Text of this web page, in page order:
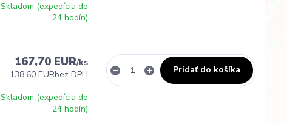
Skladom (expedícia do
24 hodín)
167,70 EUR/ks
138,60 EURbez DPH
Skladom (expedícia do
24 hodín)
Pridať do košíka